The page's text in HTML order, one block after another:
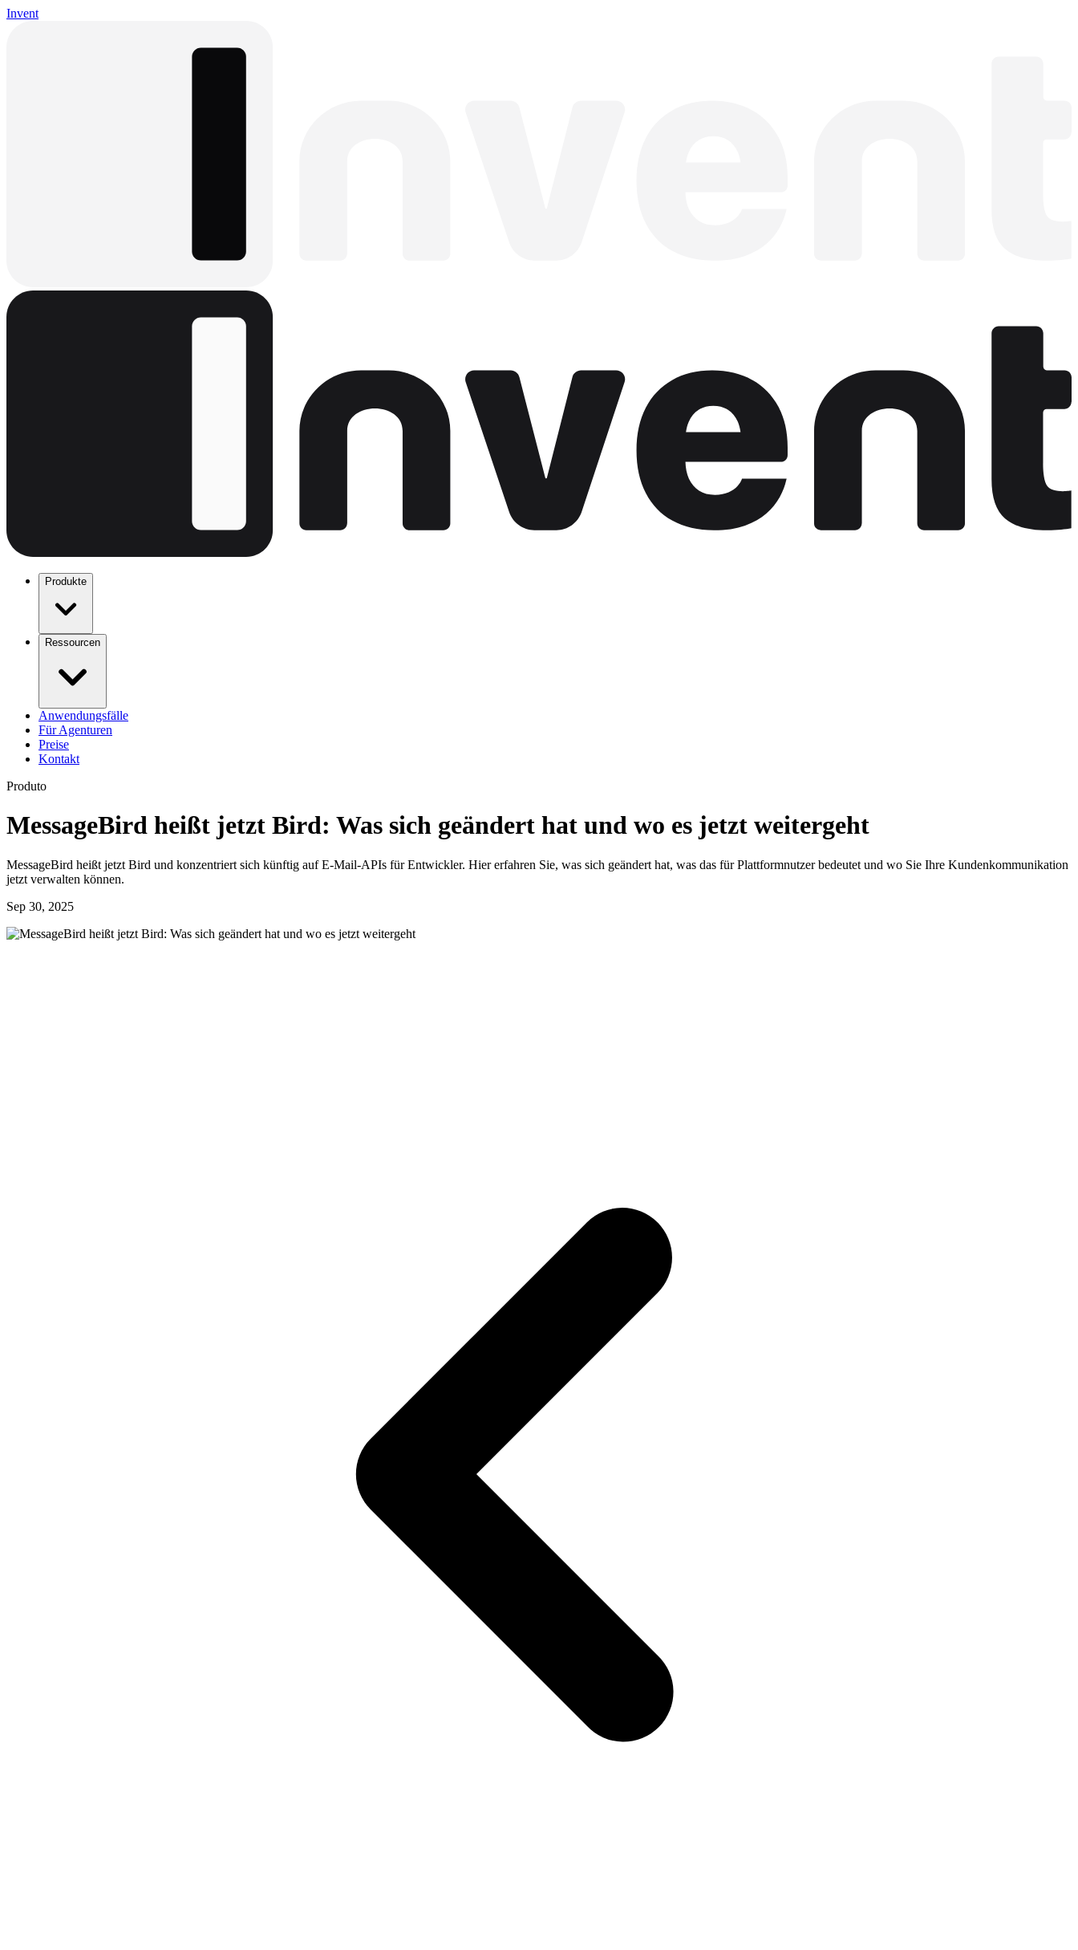
Invent
Produkte
Ressourcen
Anwendungsfälle
Für Agenturen
Preise
Kontakt
Produto
MessageBird heißt jetzt Bird: Was sich geändert hat und wo es jetzt weitergeht
MessageBird heißt jetzt Bird und konzentriert sich künftig auf E-Mail-APIs für Entwickler. Hier erfahren Sie, was sich geändert hat, was das für Plattformnutzer bedeutet und wo Sie Ihre Kundenkommunikation
jetzt verwalten können.
Sep 30, 2025